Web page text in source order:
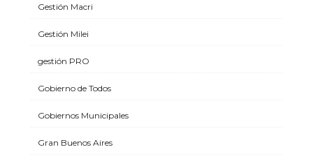
Gestión Macri
Gestión Milei
gestión PRO
Gobierno de Todos
Gobiernos Municipales
Gran Buenos Aires